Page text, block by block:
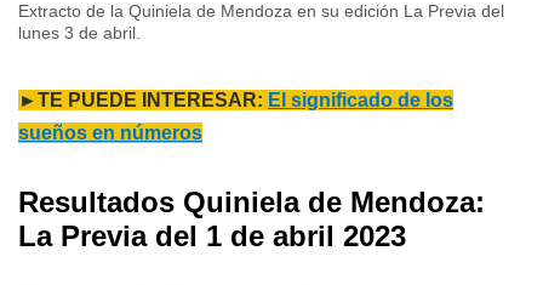
Extracto de la Quiniela de Mendoza en su edición La Previa del
lunes 3 de abril.
►TE PUEDE INTERESAR: El significado de los
sueños en números
Resultados Quiniela de Mendoza:
La Previa del 1 de abril 2023